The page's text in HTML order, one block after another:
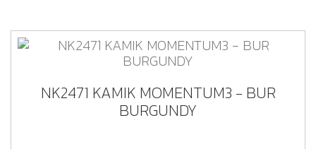
NK2471 KAMIK MOMENTUM3 - BUR
BURGUNDY